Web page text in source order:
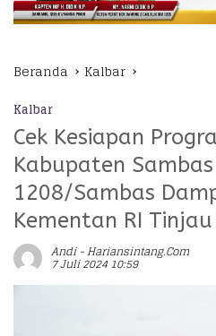
Beranda Kalbar
Kalbar
Cek Kesiapan
Kabupaten
1208/Sambas
Kementan RI
Andi - Hariansintang.com
7 Juli 2024 10:59